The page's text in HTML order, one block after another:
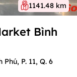
1141.48 km
Bình
P. 11, Q. 6